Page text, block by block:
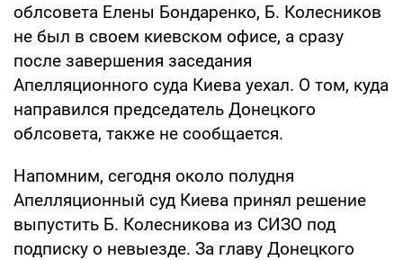
облсовета Елены Бондаренко, Б. Колесников
не был в своем киевском офисе, а сразу
после завершения заседания
Апелляционного суда Киева уехал. О том, куда
направился председатель Донецкого
облсовета, также не сообщается.
Напомним, сегодня около полудня
Апелляционный суд Киева принял решение
выпустить Б. Колесникова из СИЗО под
подписку о невыезде. За главу Донецкого